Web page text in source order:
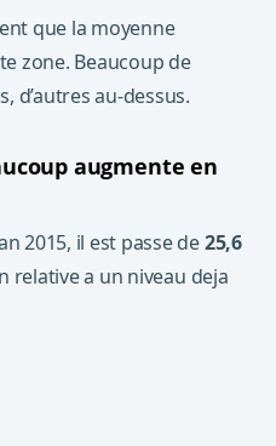
que la moyenne
zone. Beaucoup de
d’autres au-dessus.
augmente en
2015, il est passe de25,6
relative a un niveau deja